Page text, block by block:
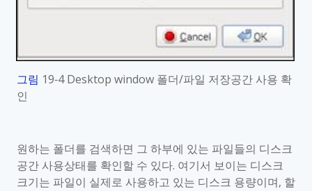
그림 19‑4 Desktop window 폴더/파일 저장공간 사용 확
인
원하는 폴더를 검색하면 그 하부에 있는 파일들의 디스크
공간 사용상태를 확인할 수 있다. 여기서 보이는 디스크
크기는 파일이 실제로 사용하고 있는 디스크 용량이며, 할